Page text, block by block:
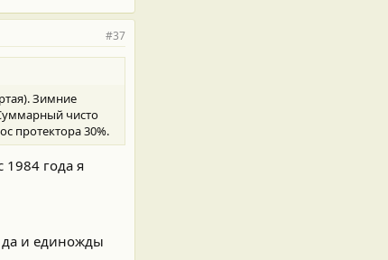
#37
Зимние
чисто
протектора 30%.
года я
и единожды